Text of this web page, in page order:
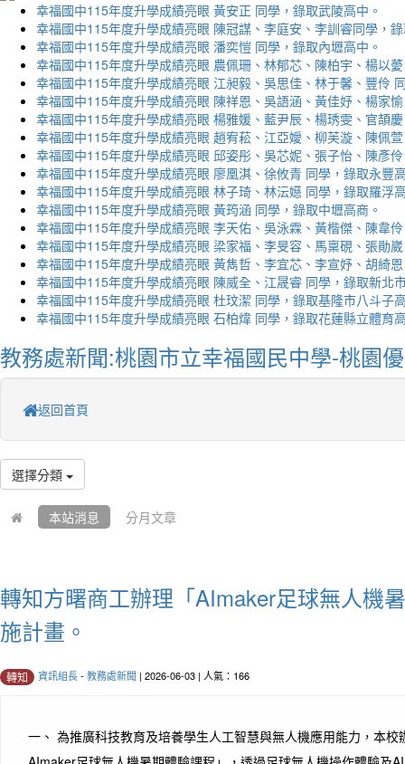
幸福國中115年度升學成績亮眼 黃安正 同學，錄取武陵高中。
幸福國中115年度升學成績亮眼 陳冠謀、李庭安、李訓睿同學，
幸福國中115年度升學成績亮眼 潘奕愷 同學，錄取內壢高中。
幸福國中115年度升學成績亮眼 農佩珊、林郁芯、陳柏宇、楊以
幸福國中115年度升學成績亮眼 江昶毅、吳思佳、林于馨、豐伶
幸福國中115年度升學成績亮眼 陳祥恩、吳語涵、黃佳妤、楊家
幸福國中115年度升學成績亮眼 楊雅媛、藍尹辰、楊琇雯、官頡
幸福國中115年度升學成績亮眼 趙宥菘、江亞嬡、柳芙漩、陳佩
幸福國中115年度升學成績亮眼 邱姿彤、吳芯妮、張子怡、陳彥
幸福國中115年度升學成績亮眼 廖凰淇、徐攸青 同學，錄取永豐
幸福國中115年度升學成績亮眼 林子琦、林沄嬨 同學，錄取羅浮
幸福國中115年度升學成績亮眼 黃筠涵 同學，錄取中壢高商。
幸福國中115年度升學成績亮眼 李天佑、吳泳霖、黃楷傑、陳韋
幸福國中115年度升學成績亮眼 梁家福、李旻容、馬稟硯、張勛
幸福國中115年度升學成績亮眼 黃雋哲、李宜芯、李宣妤、胡綺
幸福國中115年度升學成績亮眼 陳威全、江晟睿 同學，錄取新北
幸福國中115年度升學成績亮眼 杜玟潔 同學，錄取基隆市八斗子
幸福國中115年度升學成績亮眼 石柏煒 同學，錄取花蓮縣立體育
教務處新聞:桃園市立幸福國民中學-桃園
返回首頁
選擇分類
本站消息 分月文章
轉知方曙商工辦理「AImaker足球無人機
施計畫。
轉知 資訊組長- 教務處新聞 | 2026-06-03 | 人氣：166
一、 為推廣科技教育及培養學生人工智慧與無人機應用能力，本校